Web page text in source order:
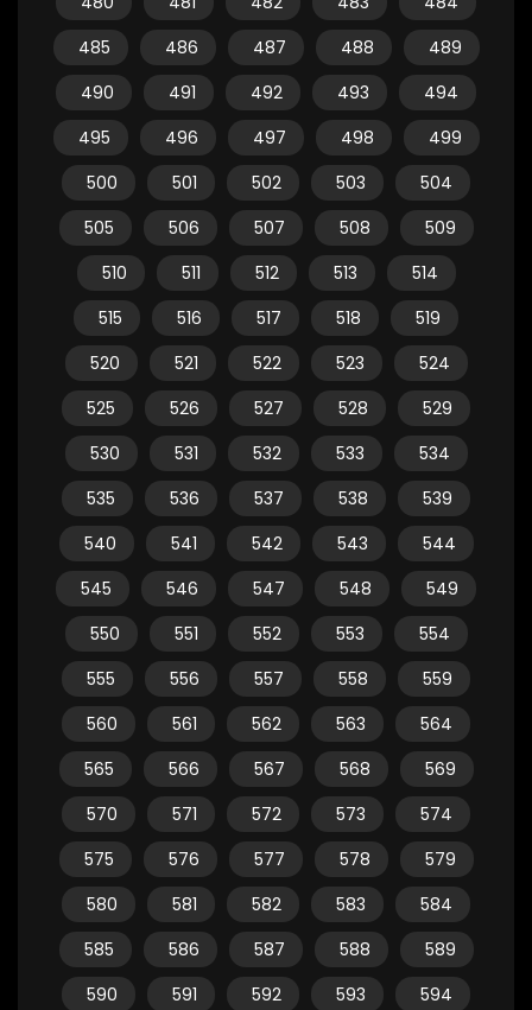
485
486 487 488
489
490
491 492 493
494
495
496 497 498
499
500
501 502 503
504
505
506 507 508
509
510
511 512 513
514
515
516 517 518
519
520
521 522 523
524
525
526 527 528
529
530
531 532 533
534
535
536 537 538
539
540
541 542 543
544
545
546 547 548
549
550
551 552 553
554
555
556 557 558
559
560
561 562 563
564
565
566 567 568
569
570
571 572 573
574
575
576 577 578
579
580
581 582 583
584
585
586 587 588
589
590
591 592 593
594